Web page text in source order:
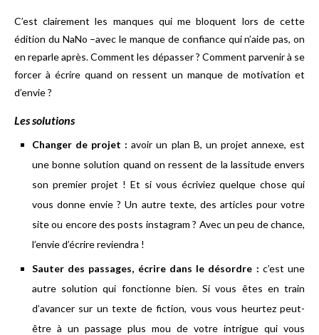
C’est clairement les manques qui me bloquent lors de cette
édition du NaNo –avec le manque de confiance qui n’aide pas, on
en reparle après. Comment les dépasser ? Comment parvenir à se
forcer à écrire quand on ressent un manque de motivation et
d’envie ?
Les solutions
Changer de projet : avoir un plan B, un projet annexe, est
une bonne solution quand on ressent de la lassitude envers
son premier projet ! Et si vous écriviez quelque chose qui
vous donne envie ? Un autre texte, des articles pour votre
site ou encore des posts instagram ? Avec un peu de chance,
l’envie d’écrire reviendra !
Sauter des passages, écrire dans le désordre : c’est une
autre solution qui fonctionne bien. Si vous êtes en train
d’avancer sur un texte de fiction, vous vous heurtez peut-
être à un passage plus mou de votre intrigue qui vous